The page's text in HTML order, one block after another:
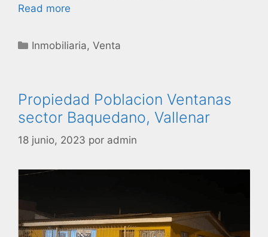
Read more
Inmobiliaria,Venta
Propiedad Poblacion Ventanas
sector Baquedano, Vallenar
18 junio, 2023 por admin